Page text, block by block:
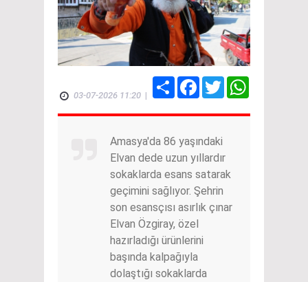
03-07-2026 11:20 |
Share FacebookTwitter
Amasya'da 86 yaşındaki
Elvan dede uzun yıllardır
sokaklarda esans satarak
geçimini sağlıyor. Şehrin
son esansçısı asırlık çınar
Elvan Özgiray, özel
hazırladığı ürünlerini
başında kalpağıyla
dolaştığı sokaklarda